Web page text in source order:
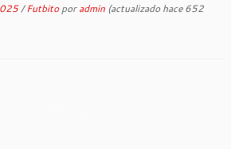
/Futbitoporadmin (actualizado hace 652